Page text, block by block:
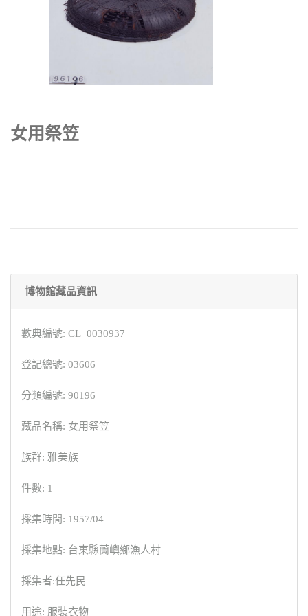
女用祭笠
博物館藏品資訊
數典編號: CL_0030937
登記總號: 03606
分類編號: 90196
藏品名稱: 女用祭笠
族群: 雅美族
件數: 1
採集時間: 1957/04
採集地點: 台東縣蘭嶼鄉漁人村
採集者:任先民
用途: 服裝衣物